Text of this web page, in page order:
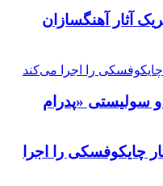
آثار آهنگسازان
و سولیستی «پدرام
چایکوفسکی را اجرا